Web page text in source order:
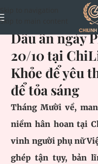
Skip to main content
Dấu ấn ngày
20/10 tại
Khỏe để yêu
để tỏa sáng
Tháng Mười về,
niềm hân hoan tại
vinh người phụ nữ
ghép tận tụy, bản